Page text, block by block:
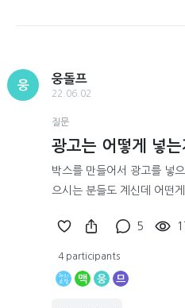
웅
웅돌프
22.06.02
질문
광고는 어떻게 넣
박스를 만들어서 광고를 넣
으시는 분들도 계신데 어떤
5
4 participants
맥 웅 므